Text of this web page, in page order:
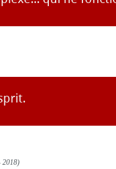
2018)